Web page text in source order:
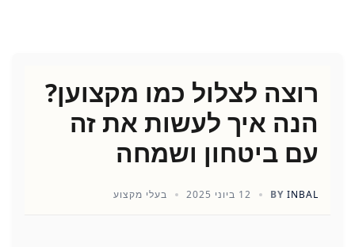
רוצה לצלול כמו מקצוען?
הנה איך לעשות את זה
עם ביטחון ושמחה
BY INBAL 12 ביוני 2025 בעלי מקצוע